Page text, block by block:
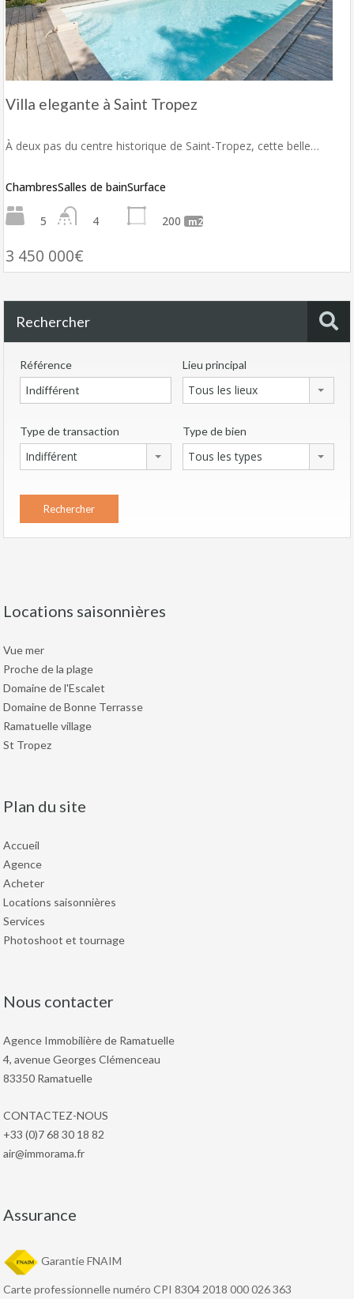
Villa elegante à Saint Tropez
À deux pas du centre historique de Saint-Tropez, cette belle…
Chambres
5
Salles de bain
4
Surface
200 m2
3 450 000€
Rechercher
Référence Lieu principal
Tous les lieux
Type de transaction
Indifférent
Type de bien
Tous les types
Locations saisonnières
Vue mer
Proche de la plage
Domaine de l'Escalet
Domaine de Bonne Terrasse
Ramatuelle village
St Tropez
Plan du site
Accueil
Agence
Acheter
Locations saisonnières
Services
Photoshoot et tournage
Nous contacter
Agence Immobilière de Ramatuelle
4, avenue Georges Clémenceau
83350 Ramatuelle
CONTACTEZ-NOUS
+33 (0)7 68 30 18 82
air@immorama.fr
Assurance
Garantie FNAIM
Carte professionnelle numéro CPI 8304 2018 000 026 363